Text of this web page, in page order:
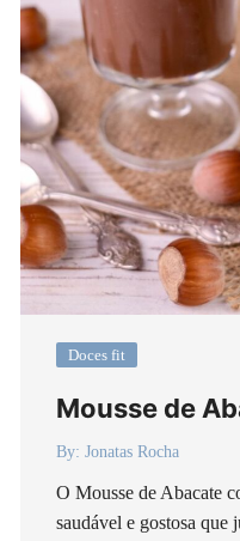
Doces fit
Mousse de
By: Jonatas Rocha
O Mousse de Abacate
saudável e gostosa que